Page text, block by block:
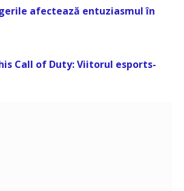
afectează entuziasmul în
Call of Duty: Viitorul esports-